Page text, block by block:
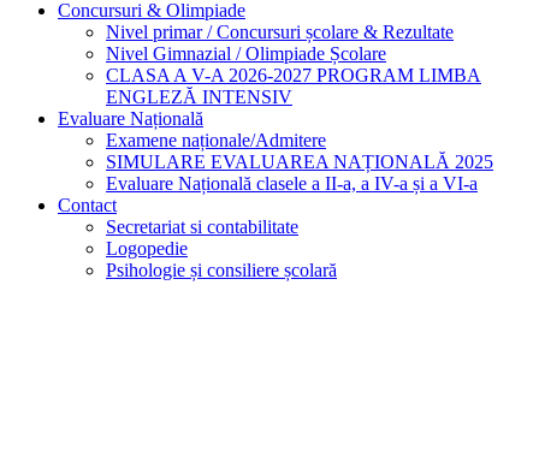
Concursuri & Olimpiade
Nivel primar / Concursuri școlare & Rezultate
Nivel Gimnazial / Olimpiade Școlare
CLASA A V-A 2026-2027 PROGRAM LIMBA
ENGLEZĂ INTENSIV
Evaluare Națională
Examene naționale/Admitere
SIMULARE EVALUAREA NAȚIONALĂ 2025
Evaluare Națională clasele a II-a, a IV-a și a VI-a
Contact
Secretariat si contabilitate
Logopedie
Psihologie și consiliere școlară